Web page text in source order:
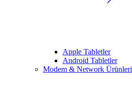
Apple Tabletler
Android Tabletler
Modem & Network Ürünleri